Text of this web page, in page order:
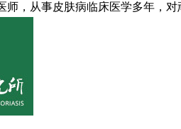
师，从事皮肤病临床医学多年，